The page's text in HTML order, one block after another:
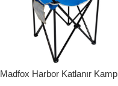
Madfox Harbor Katlanır Kamp